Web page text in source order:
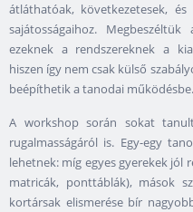
átláthatóak, következetesek,
sajátosságaihoz.
ezeknek a rendszereknek a
hiszen így nem csak külső
beépíthetik a tanodai működésbe.
A workshop során sokat
rugalmasságáról is. Egy-egy
lehetnek: míg egyes gyerekek jól
matricák, ponttáblák), mások
kortársak elismerése bír